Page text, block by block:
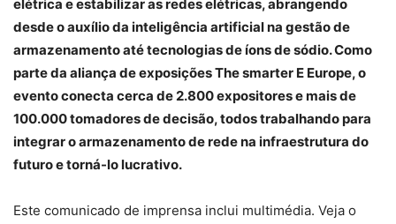
elétrica e estabilizar as redes elétricas, abrangendo
desde o auxílio da inteligência artificial na gestão de
armazenamento até tecnologias de íons de sódio. Como
parte da aliança de exposições The smarter E Europe, o
evento conecta cerca de 2.800 expositores e mais de
100.000 tomadores de decisão, todos trabalhando para
integrar o armazenamento de rede na infraestrutura do
futuro e torná-lo lucrativo.
Este comunicado de imprensa inclui multimédia. Veja o